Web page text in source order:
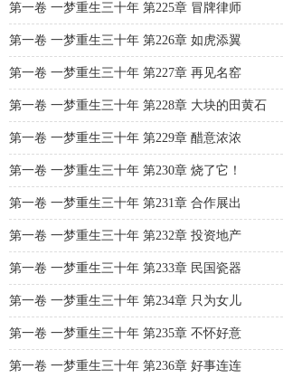
第一卷 一梦重生三十年 第225章 冒牌律师
第一卷 一梦重生三十年 第226章 如虎添翼
第一卷 一梦重生三十年 第227章 再见名窑
第一卷 一梦重生三十年 第228章 大块的田黄石
第一卷 一梦重生三十年 第229章 醋意浓浓
第一卷 一梦重生三十年 第230章 烧了它！
第一卷 一梦重生三十年 第231章 合作展出
第一卷 一梦重生三十年 第232章 投资地产
第一卷 一梦重生三十年 第233章 民国瓷器
第一卷 一梦重生三十年 第234章 只为女儿
第一卷 一梦重生三十年 第235章 不怀好意
第一卷 一梦重生三十年 第236章 好事连连